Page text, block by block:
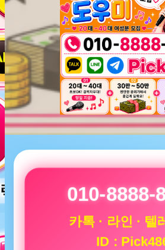
010-8888-
카톡 · 라인 · 텔
ID :